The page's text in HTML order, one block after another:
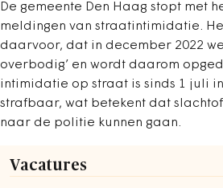
De gemeente Den Haag stopt met
meldingen van straatintimidatie.
daarvoor, dat in december 2022
overbodig’ en wordt daarom
intimidatie op straat is sinds 1 juli
strafbaar, wat betekent dat
naar de politie kunnen gaan.
Vacatures